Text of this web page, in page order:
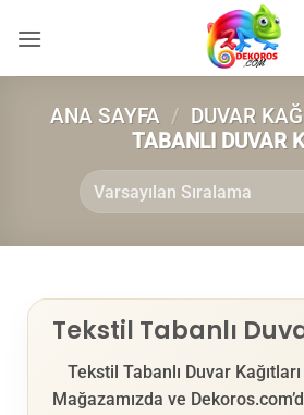
atla
ANA SAYFA / DUVAR
TABANLI DUVAR
Tekstil Tabanlı
Tekstil Tabanlı Duvar
Mağazamızda ve